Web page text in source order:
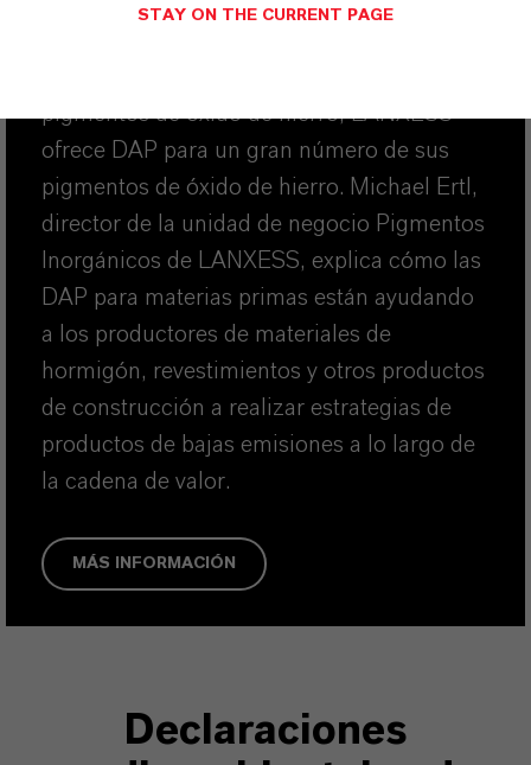
pigmentos de óxido de hierro, LANXESS
ofrece DAP para un gran número de sus
pigmentos de óxido de hierro. Michael Ertl,
director de la unidad de negocio Pigmentos
Inorgánicos de LANXESS, explica cómo las
DAP para materias primas están ayudando
a los productores de materiales de
hormigón, revestimientos y otros productos
de construcción a realizar estrategias de
productos de bajas emisiones a lo largo de
la cadena de valor.
MÁS INFORMACIÓN
Declaraciones
STAY ON THE CURRENT PAGE